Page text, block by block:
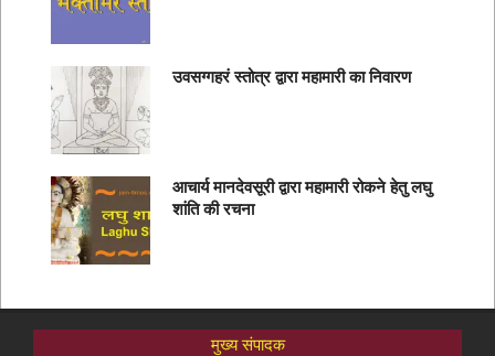
उवसग्गहरं स्तोत्र द्वारा महामारी का निवारण
आचार्य मानदेवसूरी द्वारा महामारी रोकने हेतु लघु
शांति की रचना
मुख्य संपादक